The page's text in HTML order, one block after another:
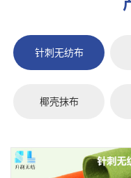
针刺无纺布
椰壳抹布